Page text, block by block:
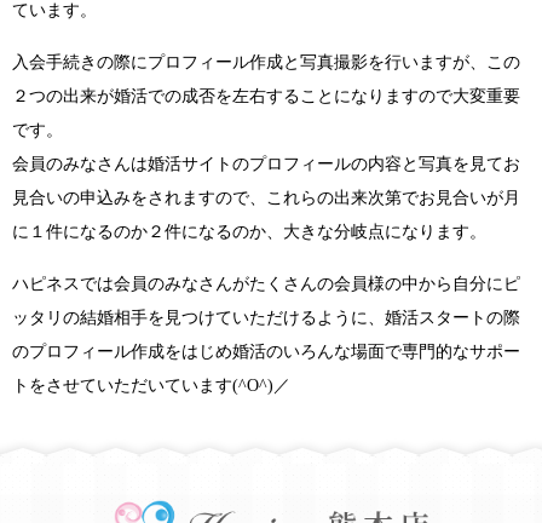
ています。
入会手続きの際にプロフィール作成と写真撮影を行いますが、この
２つの出来が婚活での成否を左右することになりますので大変重要
です。
会員のみなさんは婚活サイトのプロフィールの内容と写真を見てお
見合いの申込みをされますので、これらの出来次第でお見合いが月
に１件になるのか２件になるのか、大きな分岐点になります。
ハピネスでは会員のみなさんがたくさんの会員様の中から自分にピ
ッタリの結婚相手を見つけていただけるように、婚活スタートの際
のプロフィール作成をはじめ婚活のいろんな場面で専門的なサポー
ト をさせていただいています(^O^)／